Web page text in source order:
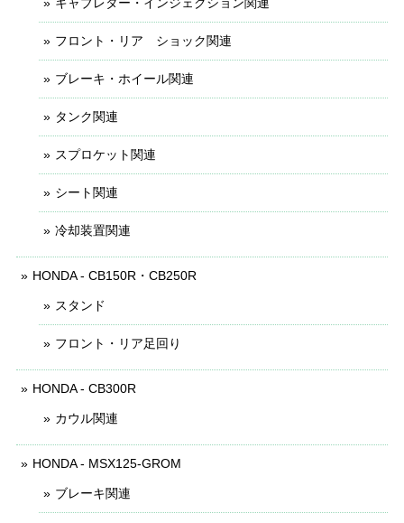
フロント・リア ショック関連
ブレーキ・ホイール関連
タンク関連
スプロケット関連
シート関連
冷却装置関連
HONDA - CB150R・CB250R
スタンド
フロント・リア足回り
HONDA - CB300R
カウル関連
HONDA - MSX125-GROM
ブレーキ関連